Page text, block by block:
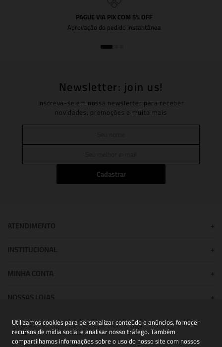
Utilizamos cookies para personalizar conteúdo e anúncios, fornecer
recursos de mídia social e analisar nosso tráfego. Também
compartilhamos informações sobre o uso do nosso site com nossos
PAGUE VIA PIX COM 5% OFF
Aprovação do pedido instantânea
Newsletter: join us!
Inscreva-se em nossa newsletter para receber
novidades, promoções e muito mais
Cadastrar
NOSSAS LOJAS
+
POWERED BY: